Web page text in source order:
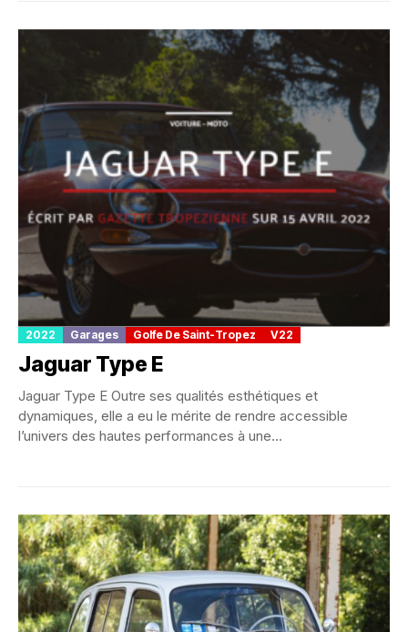
2022 Garages Golfe De Saint-Tropez V22
Jaguar Type E
Jaguar Type E Outre ses qualités esthétiques et
dynamiques, elle a eu le mérite de rendre accessible
l’univers des hautes performances à une...